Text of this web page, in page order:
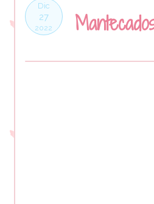
Dic
27
2022